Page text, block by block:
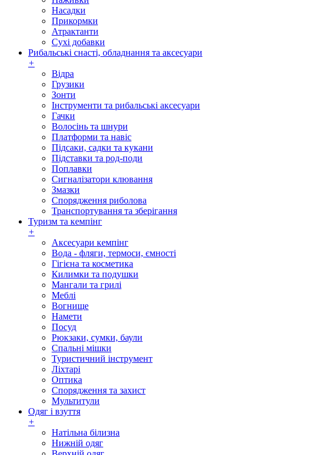
Насадки
Прикормки
Атрактанти
Сухі добавки
Рибальські снасті, обладнання та аксесуари
+
Відра
Грузики
Зонти
Інструменти та рибальські аксесуари
Гачки
Волосінь та шнури
Платформи та навіс
Підсаки, садки та кукани
Підставки та род-поди
Поплавки
Сигналізатори клювання
Змазки
Спорядження риболова
Транспортування та зберігання
Туризм та кемпінг
+
Аксесуари кемпінг
Вода - фляги, термоси, ємності
Гігієна та косметика
Килимки та подушки
Мангали та грилі
Меблі
Вогнище
Намети
Посуд
Рюкзаки, сумки, баули
Спальні мішки
Туристичний інструмент
Ліхтарі
Оптика
Спорядження та захист
Мультитули
Одяг і взуття
+
Натільна білизна
Нижній одяг